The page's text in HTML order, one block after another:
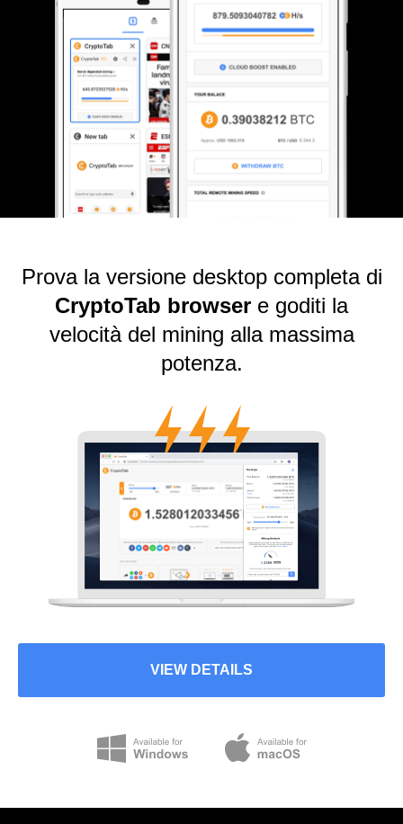
Prova la versione desktop completa di
CryptoTab browser e goditi la
velocità del mining alla massima
potenza.
VIEW DETAILS